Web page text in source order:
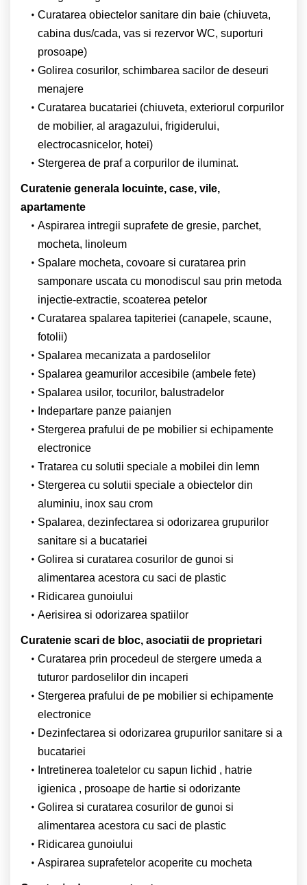
Curatarea obiectelor sanitare din baie (chiuveta,
cabina dus/cada, vas si rezervor WC, suporturi
prosoape)
Golirea cosurilor, schimbarea sacilor de deseuri
menajere
Curatarea bucatariei (chiuveta, exteriorul corpurilor
de mobilier, al aragazului, frigiderului,
electrocasnicelor, hotei)
Stergerea de praf a corpurilor de iluminat.
Curatenie generala locuinte, case, vile,
apartamente
Aspirarea intregii suprafete de gresie, parchet,
mocheta, linoleum
Spalare mocheta, covoare si curatarea prin
samponare uscata cu monodiscul sau prin metoda
injectie-extractie, scoaterea petelor
Curatarea spalarea tapiteriei (canapele, scaune,
fotolii)
Spalarea mecanizata a pardoselilor
Spalarea geamurilor accesibile (ambele fete)
Spalarea usilor, tocurilor, balustradelor
Indepartare panze paianjen
Stergerea prafului de pe mobilier si echipamente
electronice
Tratarea cu solutii speciale a mobilei din lemn
Stergerea cu solutii speciale a obiectelor din
aluminiu, inox sau crom
Spalarea, dezinfectarea si odorizarea grupurilor
sanitare si a bucatariei
Golirea si curatarea cosurilor de gunoi si
alimentarea acestora cu saci de plastic
Ridicarea gunoiului
Aerisirea si odorizarea spatiilor
Curatenie scari de bloc, asociatii de proprietari
Curatarea prin procedeul de stergere umeda a
tuturor pardoselilor din incaperi
Stergerea prafului de pe mobilier si echipamente
electronice
Dezinfectarea si odorizarea grupurilor sanitare si a
bucatariei
Intretinerea toaletelor cu sapun lichid , hatrie
igienica , prosoape de hartie si odorizante
Golirea si curatarea cosurilor de gunoi si
alimentarea acestora cu saci de plastic
Ridicarea gunoiului
Aspirarea suprafetelor acoperite cu mocheta